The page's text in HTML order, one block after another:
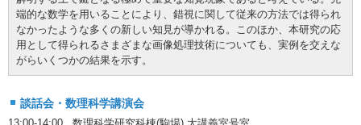
端的な数学を用いることにより、錯視に関して従来の方法では得られ
なかったような多くの新しい知見が導かれる。このほか、本研究の応
用として得られるさまざまな画像処理技術についても、実例を交えな
がらいくつかの結果を示す。
談話会・数理科学講演会